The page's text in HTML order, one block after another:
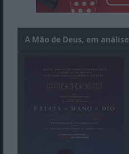
A Mão de Deus, em análise